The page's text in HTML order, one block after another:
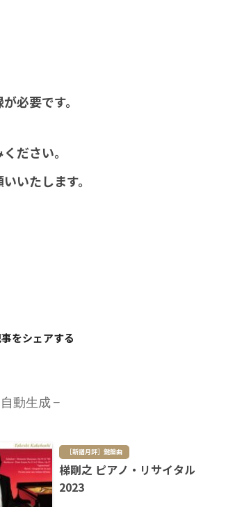
必要です。
ださい。
いたします。
をシェアする
動生成
［新譜月評］鍵盤曲
梯剛之 ピアノ・リサイタル
2023